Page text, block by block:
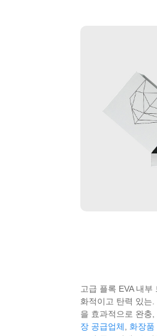
고급 플록 EVA 내
화적이고 탄력 있는
을 효과적으로 완충
장 공급업체,화장품